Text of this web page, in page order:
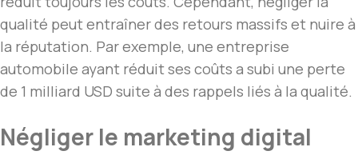
qualité peut entraîner des retours massifs et nuire à
la réputation. Par exemple, une entreprise
automobile ayant réduit ses coûts a subi une perte
de 1 milliard USD suite à des rappels liés à la qualité.
Négliger le marketing digital